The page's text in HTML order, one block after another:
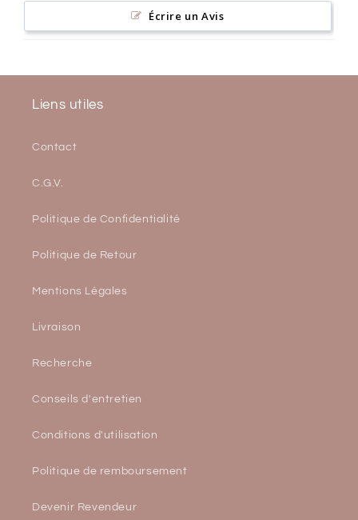
Écrire un Avis
Liens utiles
Contact
C.G.V.
Politique de Confidentialité
Politique de Retour
Mentions Légales
Livraison
Recherche
Conseils d'entretien
Conditions d'utilisation
Politique de remboursement
Devenir Revendeur